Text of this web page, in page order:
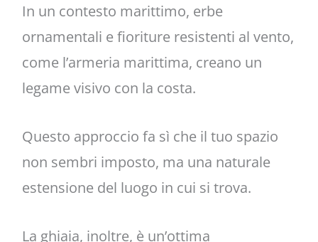
In un contesto marittimo, erbe
ornamentali e fioriture resistenti al vento,
come l’armeria marittima, creano un
legame visivo con la costa.
Questo approccio fa sì che il tuo spazio
non sembri imposto, ma una naturale
estensione del luogo in cui si trova.
La ghiaia, inoltre, è un’ottima